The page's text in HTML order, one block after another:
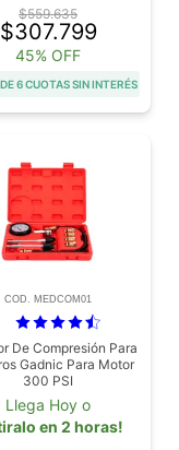
$559.635
$307.799
45% OFF
6 CUOTAS SIN INTERÉS
COD. MEDCOM01
De Compresión Para
Gadnic Para Motor
300 PSI
Llega Hoy o
en 2 horas!